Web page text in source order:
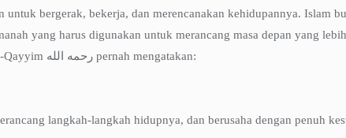
bergerak, bekerja, dan merencanakan kehidupannya. Islam
yang harus digunakan untuk merancang masa depan yang
Para ulama juga menekankan pentingnya cita-cita yang tinggi. Ibn al-Qayyim رحمه الله pernah mengatakan:
langkah-langkah hidupnya, dan berusaha dengan penuh